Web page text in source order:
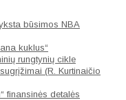
būsimos NBA
kuklus“
rungtynių cikle
(R. Kurtinaičio
finansinės detalės